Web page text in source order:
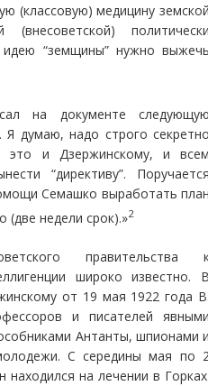
(классовую) медицину
идею “земщины” нужно
на документе
Я думаю, надо строго
это и Дзержинскому, и
“директиву”.
Семашко выработать
недели срок).»2
правительства
широко известно.
от 19 мая 1922 года
и писателей
Антанты, шпионами
С середины мая по
находился на лечении в